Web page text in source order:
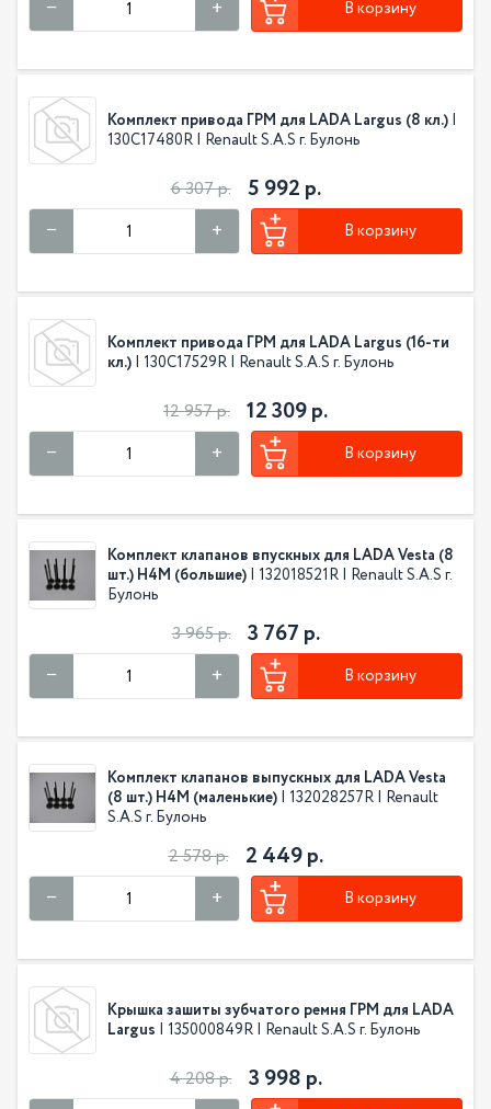
В корзину
Комплект привода ГРМ для LADA Largus (8 кл.) |
130C17480R | Renault S.A.S г. Булонь
6 307 р. 5 992 р.
В корзину
Комплект привода ГРМ для LADA Largus (16-ти
кл.) | 130C17529R | Renault S.A.S г. Булонь
12 957 р. 12 309 р.
В корзину
Комплект клапанов впускных для LADA Vesta (8
шт.) H4M (большие) | 132018521R | Renault S.A.S г.
Булонь
3 965 р. 3 767 р.
В корзину
Комплект клапанов выпускных для LADA Vesta
(8 шт.) H4M (маленькие) | 132028257R | Renault
S.A.S г. Булонь
2 578 р. 2 449 р.
В корзину
Крышка зашиты зубчатого ремня ГРМ для LADA
Largus | 135000849R | Renault S.A.S г. Булонь
4 208 р. 3 998 р.